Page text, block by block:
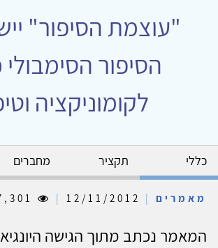
"עוצמת הסיפור"
הסיפור הסימבולי
לקומוניקציה
כללי תקציר מחברים
מאמרים |
|
המאמר נכתב מתוך הגישה